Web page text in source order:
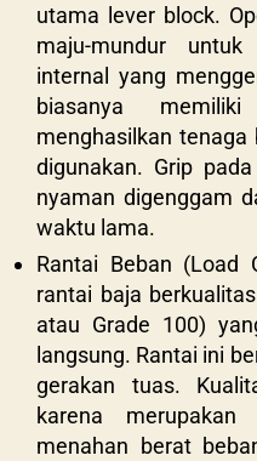
utama lever block.
maju-mundur
internal yang
biasanya
menghasilkan
digunakan. Grip
nyaman digenggam
waktu lama.
Rantai Beban (Load
rantai baja
atau Grade 100)
langsung. Rantai ini
gerakan tuas.
karena
menahan berat